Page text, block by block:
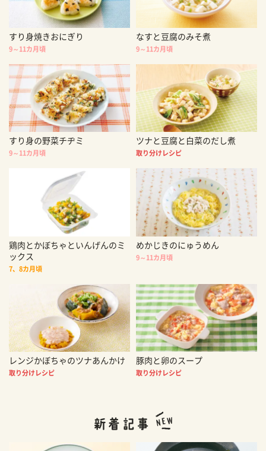
すり身焼きおにぎり
9～11カ月頃
なすと豆腐のみそ煮
9～11カ月頃
すり身の野菜チヂミ
9～11カ月頃
ツナと豆腐と白菜のだし煮
取り分けレシピ
鶏肉とかぼちゃといんげんのミ
ックス
7、8カ月頃
めかじきのにゅうめん
9～11カ月頃
レンジかぼちゃのツナあんかけ
取り分けレシピ
豚肉と卵のスープ
取り分けレシピ